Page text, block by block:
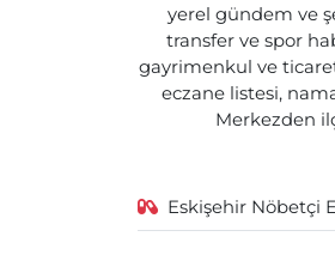
yerel gündem ve
transfer ve spor
gayrimenkul ve
eczane listesi,
Merkezden
Eskişehir Nöbetçi